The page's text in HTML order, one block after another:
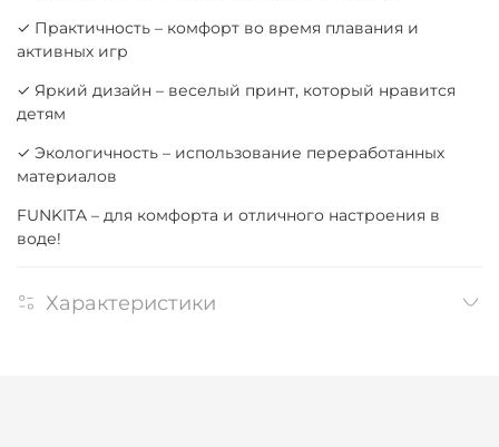
✓ Практичность – комфорт во время плавания и
активных игр
✓ Яркий дизайн – веселый принт, который нравится
детям
✓ Экологичность – использование переработанных
материалов
FUNKITA – для комфорта и отличного настроения в
воде!
Характеристики